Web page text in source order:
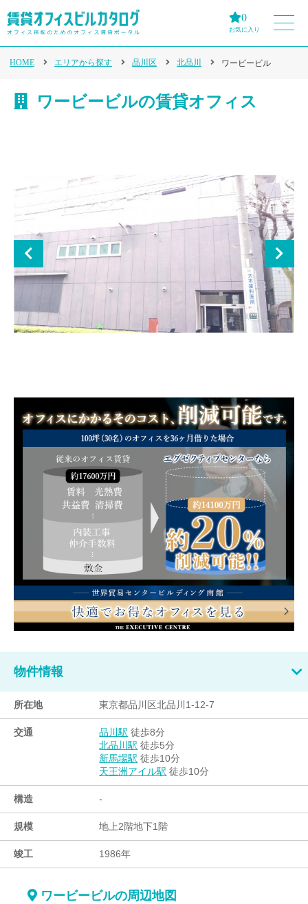
0
お気に入り
HOME エリアから探す 品川区 北品川 ワービービル
ワービービルの賃貸オフィス
物件情報
所在地 東京都品川区北品川1-12-7
交通 品川駅 徒歩8分
北品川駅 徒歩5分
新馬場駅 徒歩10分
天王洲アイル駅 徒歩10分
構造 -
規模 地上2階地下1階
竣工 1986年
ワービービルの周辺地図